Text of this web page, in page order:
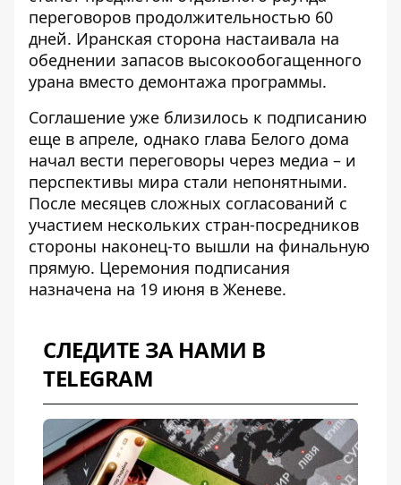
переговоров продолжительностью 60
дней. Иранская сторона настаивала на
обеднении запасов высокообогащенного
урана вместо демонтажа программы.
Соглашение уже близилось к подписанию
еще в апреле, однако глава Белого дома
начал вести переговоры через медиа – и
перспективы мира стали непонятными.
После месяцев сложных согласований с
участием нескольких стран-посредников
стороны наконец-то вышли на финальную
прямую. Церемония подписания
назначена на 19 июня в Женеве.
СЛЕДИТЕ ЗА НАМИ В
TELEGRAM